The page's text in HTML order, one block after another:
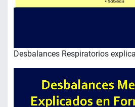
Desbalances Respiratorios